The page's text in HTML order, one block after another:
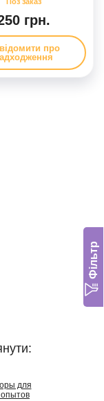
Фільтр
грн.
про
для